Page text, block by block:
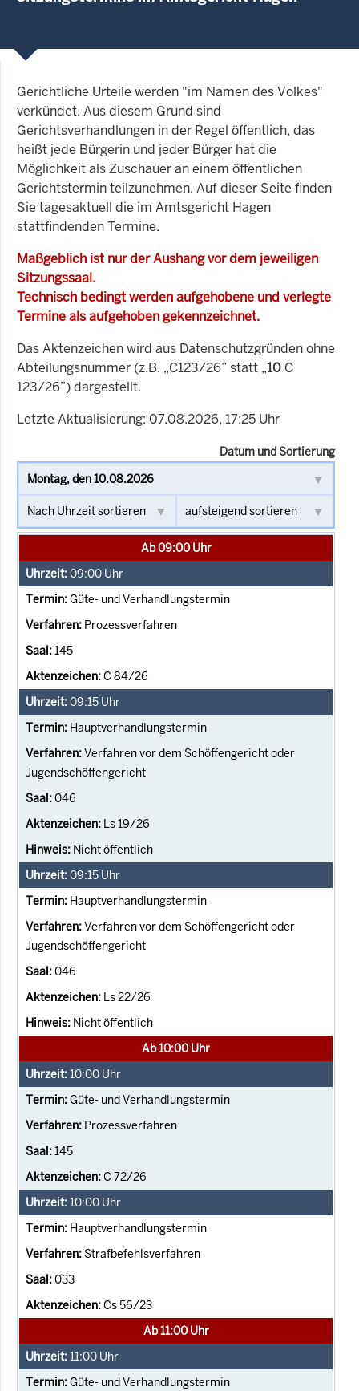
Gerichtliche Urteile werden "im Namen des Volkes"
verkündet. Aus diesem Grund sind
Gerichtsverhandlungen in der Regel öffentlich, das
heißt jede Bürgerin und jeder Bürger hat die
Möglichkeit als Zuschauer an einem öffentlichen
Gerichtstermin teilzunehmen. Auf dieser Seite finden
Sie tagesaktuell die im Amtsgericht Hagen
stattfindenden Termine.
Maßgeblich ist nur der Aushang vor dem jeweiligen
Sitzungssaal.
Technisch bedingt werden aufgehobene und verlegte
Termine als aufgehoben gekennzeichnet.
Das Aktenzeichen wird aus Datenschutzgründen ohne
Abteilungsnummer (z.B. „C123/26” statt „10 C
123/26”) dargestellt.
Letzte Aktualisierung: 07.08.2026, 17:25 Uhr
Datum und Sortierung
Ab 09:00 Uhr
09:00 Uhr
Güte- und Verhandlungstermin
Prozessverfahren
145
C 84/26
09:15 Uhr
Hauptverhandlungstermin
Verfahren vor dem Schöffengericht oder
Jugendschöffengericht
046
Ls 19/26
Nicht öffentlich
09:15 Uhr
Hauptverhandlungstermin
Verfahren vor dem Schöffengericht oder
Jugendschöffengericht
046
Ls 22/26
Nicht öffentlich
Ab 10:00 Uhr
10:00 Uhr
Güte- und Verhandlungstermin
Prozessverfahren
145
C 72/26
10:00 Uhr
Hauptverhandlungstermin
Strafbefehlsverfahren
033
Cs 56/23
Ab 11:00 Uhr
11:00 Uhr
Güte- und Verhandlungstermin